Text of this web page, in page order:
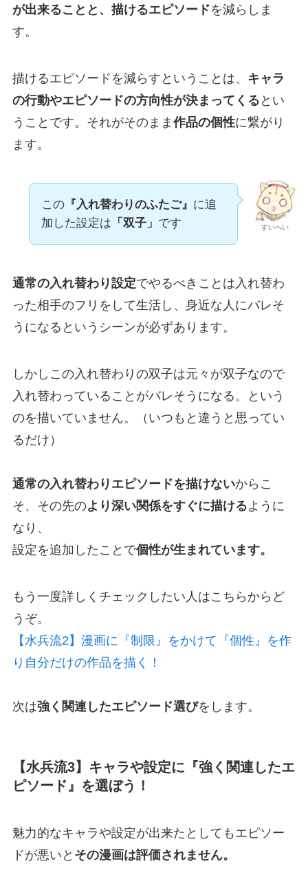
が出来ることと、描けるエピソードを減らしま
す。
描けるエピソードを減らすということは、 キャラ
の行動やエピソードの方向性が決まってくる とい
うことです。それがそのまま 作品の個性に繋がり
ます。
すいへい
この『入れ替わりのふたご』 に追
加した設定は 「双子」 です
通常の入れ替わり設定でやるべきことは入れ替わ
った相手のフリをして生活し、身近な人にバレそ
うになるというシーンが必ずあります。
しかしこの入れ替わりの双子は元々が双子なので
入れ替わっていることがバレそうになる。という
のを描いていません。（いつもと違うと思ってい
るだけ）
通常の入れ替わりエピソードを描けないからこ
そ、その先のより深い関係をすぐに描けるように
なり、
設定を追加したことで個性が生まれています。
もう一度詳しくチェックしたい人はこちらからど
うぞ。
【水兵流2】漫画に『制限』をかけて『個性』を作
り自分だけの作品を描く！
次は強く関連したエピソード選びをします。
【水兵流3】キャラや設定に『強く関連したエ
ピソード』を選ぼう！
魅力的なキャラや設定が出来たとしてもエピソー
ドが悪いと その漫画は評価されません。